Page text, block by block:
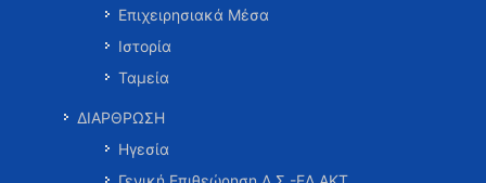
Επιχειρησιακά Μέσα
Ιστορία
Ταμεία
ΔΙΑΡΘΡΩΣΗ
Ηγεσία